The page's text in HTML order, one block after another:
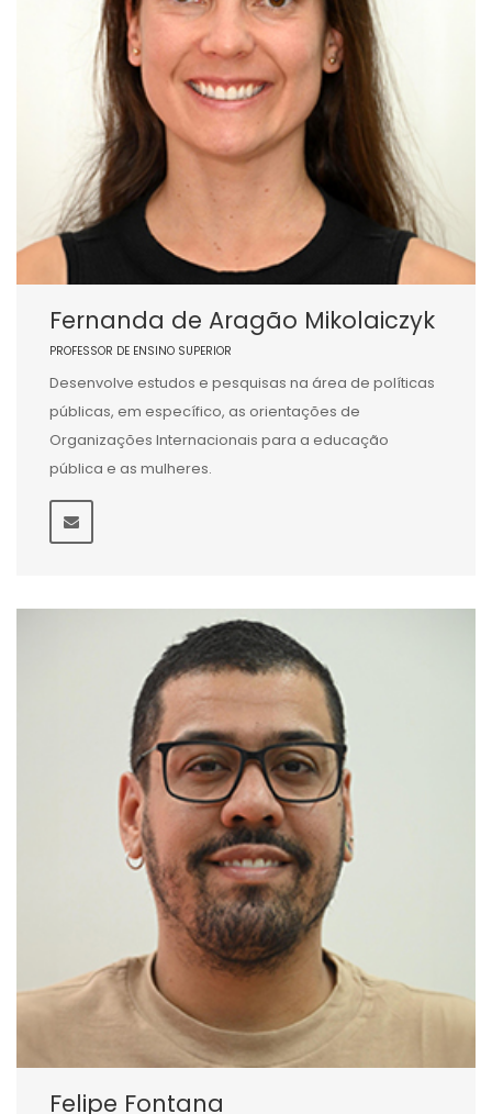
Fernanda de Aragão Mikolaiczyk
PROFESSOR DE ENSINO SUPERIOR
Desenvolve estudos e pesquisas na área de políticas
públicas, em específico, as orientações de
Organizações Internacionais para a educação
pública e as mulheres.
Felipe Fontana